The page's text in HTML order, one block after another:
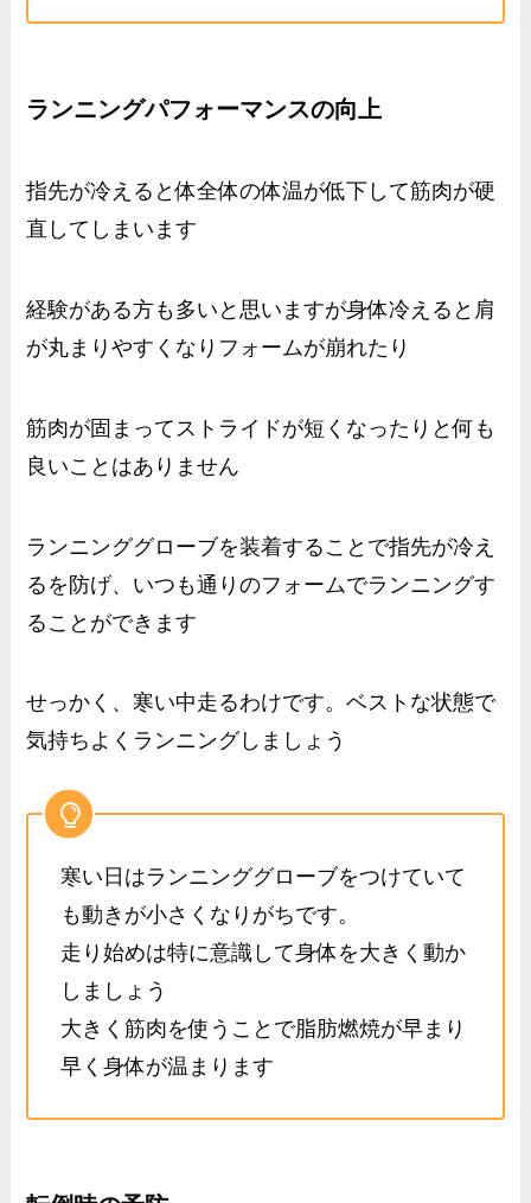
ランニングパフォーマンスの向上
指先が冷えると体全体の体温が低下して筋肉が硬
直してしまいます
経験がある方も多いと思いますが身体冷えると肩
が丸まりやすくなりフォームが崩れたり
筋肉が固まってストライドが短くなったりと何も
良いことはありません
ランニンググローブを装着することで指先が冷え
るを防げ、いつも通りのフォームでランニングす
ることができます
せっかく、寒い中走るわけです。ベストな状態で
気持ちよくランニングしましょう
寒い日はランニンググローブをつけていて
も動きが小さくなりがちです。
走り始めは特に意識して身体を大きく動か
しましょう
大きく筋肉を使うことで脂肪燃焼が早まり
早く身体が温まります